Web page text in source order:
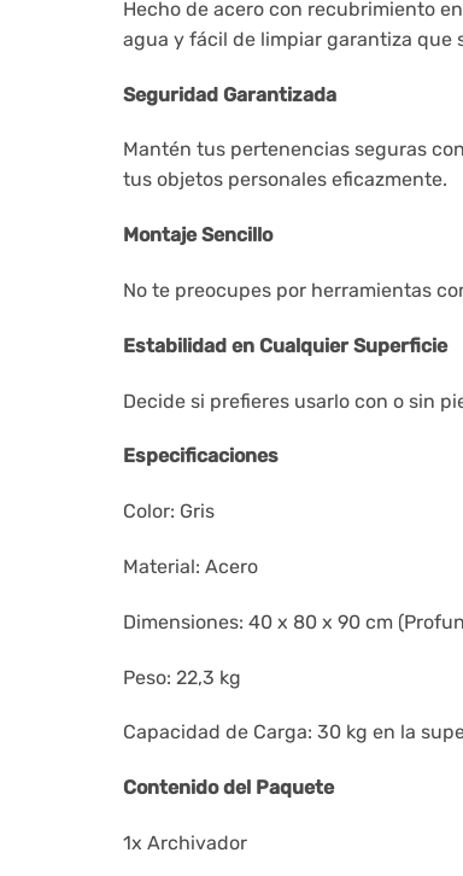
Hecho de acero con recubrimiento
agua y fácil de limpiar garantiza que
Seguridad Garantizada
Mantén tus pertenencias seguras
tus objetos personales eficazmente.
Montaje Sencillo
No te preocupes por herramientas
Estabilidad en Cualquier Superficie
Decide si prefieres usarlo con o sin
Especificaciones
Color: Gris
Material: Acero
Dimensiones: 40 x 80 x 90 cm
Peso: 22,3 kg
Capacidad de Carga: 30 kg en la
Contenido del Paquete
1x Archivador